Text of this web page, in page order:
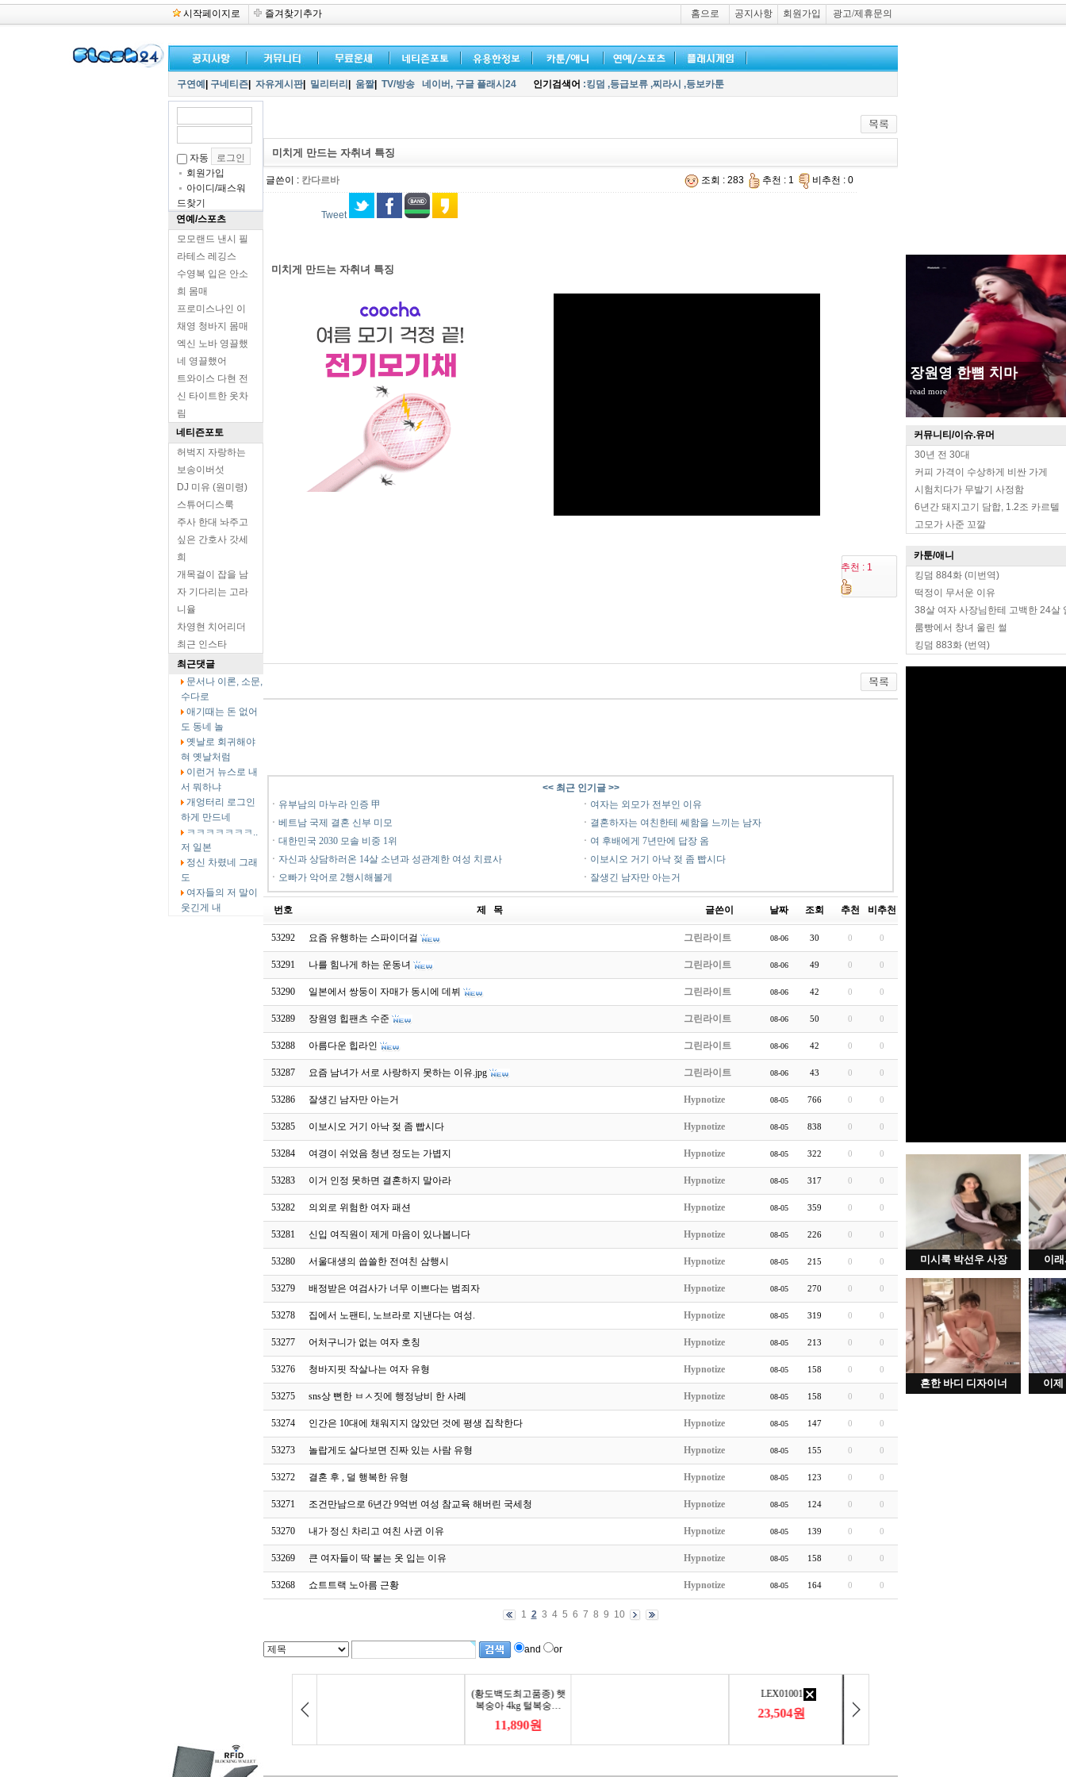
시작페이지로 즐겨찾기추가 홈으로 공지사항 회원가입 광고/제휴문의
장원영 한뼘 치마
read more
커뮤니티/이슈.유머
30년 전 30대
커피 가격이 수상하게 비싼 가게
시험치다가 무발기 사정함
6년간 돼지고기 담합, 1.2조 카르텔
고모가 사준 꼬깔
카툰/애니
킹덤 884화 (미번역)
떡정이 무서운 이유
38살 여자 사장님한테 고백한 24살
룸빵에서 창녀 울린 썰
킹덤 883화 (번역)
미시룩 박선우 사장 이
흔한 바디 디자이너 이제
구연예 구네티즌 자유게시판| 밀리터리 움짤| TV/방송 네이버, 구글 플래시24 인기검색어 :킹덤 ,등급보류 ,찌라시 ,등보카툰
자동
회원가입
아이디/패스워
드찾기
연예/스포츠
모모랜드 낸시 필
라테스 레깅스
수영복 입은 안소
희 몸매
프로미스나인 이
채영 청바지 몸매
엑신 노바 영끌했
네 영끌했어
트와이스 다현 전
신 타이트한 옷차
림
네티즌포토
허벅지 자랑하는
보송이버섯
DJ 미유 (원미령)
스튜어디스룩
주사 한대 놔주고
싶은 간호사 갓세
희
개목걸이 잡을 남
자 기다리는 고라
니율
차영현 치어리더
최근 인스타
최근댓글
문서나 이론, 소문,
수다로
애기때는 돈 없어
도 동네 놀
옛날로 회귀해야
혀 옛날처럼
이런거 뉴스로 내
서 뭐하냐
개엉터리 로그인
하게 만드네
ㅋㅋㅋㅋㅋㅋㅋ..
저 일본
정신 차렸네 그래
도
여자들의 저 말이
웃긴게 내
미치게 만드는 자취녀 특징
글쓴이 : 칸다르바 조회 : 283 추천 : 1 비추천 : 0
Tweet
미치게 만드는 자취녀 특징
추천 : 1
<< 최근 인기글 >>
ㆍ 유부남의 마누라 인증 甲 ㆍ 여자는 외모가 전부인 이유
ㆍ 베트남 국제 결혼 신부 미모 ㆍ 결혼하자는 여친한테 쎄함을 느끼는 남자
ㆍ 대한민국 2030 모솔 비중 1위 ㆍ 여 후배에게 7년만에 답장 옴
ㆍ 자신과 상담하러온 14살 소년과 성관계한 여성 치료사 ㆍ 이보시오 거기 아낙 젖 좀 빱시다
ㆍ 오빠가 악어로 2행시해볼게 ㆍ 잘생긴 남자만 아는거
번호 제 목 글쓴이 날짜 조회 추천 비추천
53292 요즘 유행하는 스파이더걸 그린라이트 08-06 30 0 0
53291 나를 힘나게 하는 운동녀 그린라이트 08-06 49 0 0
53290 일본에서 쌍둥이 자매가 동시에 데뷔 그린라이트 08-06 42 0 0
53289 장원영 힙팬츠 수준 그린라이트 08-06 50 0 0
53288 아름다운 힙라인 그린라이트 08-06 42 0 0
53287 요즘 남녀가 서로 사랑하지 못하는 이유.jpg 그린라이트 08-06 43 0 0
53286 잘생긴 남자만 아는거 Hypnotize 08-05 766 0 0
53285 이보시오 거기 아낙 젖 좀 빱시다 Hypnotize 08-05 838 0 0
53284 여경이 쉬었음 청년 정도는 가볍지 Hypnotize 08-05 322 0 0
53283 이거 인정 못하면 결혼하지 말아라 Hypnotize 08-05 317 0 0
53282 의외로 위험한 여자 패션 Hypnotize 08-05 359 0 0
53281 신입 여직원이 제게 마음이 있나봅니다 Hypnotize 08-05 226 0 0
53280 서울대생의 씁쓸한 전여친 삼행시 Hypnotize 08-05 215 0 0
53279 배정받은 여검사가 너무 이쁘다는 범죄자 Hypnotize 08-05 270 0 0
53278 집에서 노팬티, 노브라로 지낸다는 여성. Hypnotize 08-05 319 0 0
53277 어처구니가 없는 여자 호칭 Hypnotize 08-05 213 0 0
53276 청바지핏 작살나는 여자 유형 Hypnotize 08-05 158 0 0
53275 sns상 뻔한 ㅂㅅ짓에 행정낭비 한 사례 Hypnotize 08-05 158 0 0
53274 인간은 10대에 채워지지 않았던 것에 평생 집착한다 Hypnotize 08-05 147 0 0
53273 놀랍게도 살다보면 진짜 있는 사람 유형 Hypnotize 08-05 155 0 0
53272 결혼 후 , 덜 행복한 유형 Hypnotize 08-05 123 0 0
53271 조건만남으로 6년간 9억번 여성 참교육 해버린 국세청 Hypnotize 08-05 124 0 0
53270 내가 정신 차리고 여친 사귄 이유 Hypnotize 08-05 139 0 0
53269 큰 여자들이 딱 붙는 옷 입는 이유 Hypnotize 08-05 158 0 0
53268 쇼트트랙 노아름 근황 Hypnotize 08-05 164 0 0
1 2 3 4 5 6 7 8 9 10
and or